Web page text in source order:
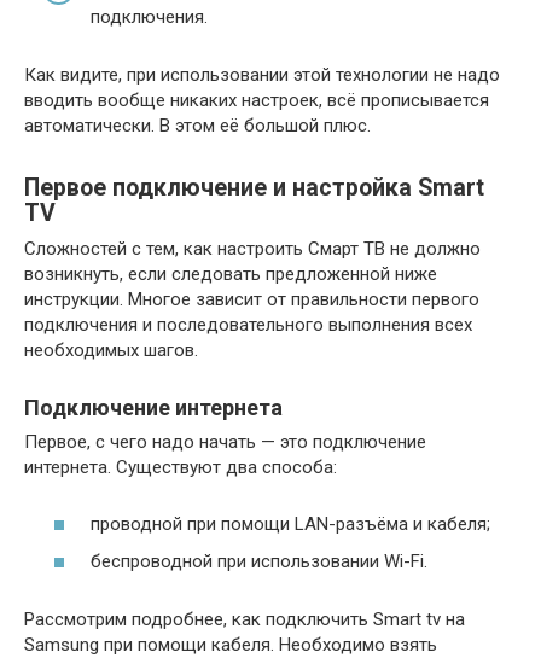
подключения.
Как видите, при использовании этой технологии не надо
вводить вообще никаких настроек, всё прописывается
автоматически. В этом её большой плюс.
Первое подключение и настройка Smart
TV
Сложностей с тем, как настроить Смарт ТВ не должно
возникнуть, если следовать предложенной ниже
инструкции. Многое зависит от правильности первого
подключения и последовательного выполнения всех
необходимых шагов.
Подключение интернета
Первое, с чего надо начать — это подключение
интернета. Существуют два способа:
проводной при помощи LAN-разъёма и кабеля;
беспроводной при использовании Wi-Fi.
Рассмотрим подробнее, как подключить Smart tv на
Samsung при помощи кабеля. Необходимо взять